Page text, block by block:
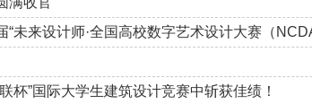
未来设计师·全国高校数字艺术设计大赛（
杯”国际大学生建筑设计竞赛中斩获佳绩！